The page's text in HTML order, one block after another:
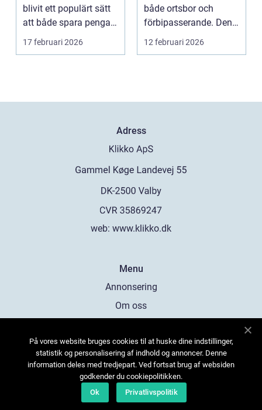
blivit ett populärt sätt
att både spara pengar
och g...
17 februari 2026
både ortsbor och
förbipasserande. Den
fungerar som e...
12 februari 2026
Adress
web: www.klikko.dk
Menu
Annonsering
Om oss
Kontakta oss
Sitemap
På vores website bruges cookies til at huske dine indstillinger,
statistik og personalisering af indhold og annoncer. Denne
information deles med tredjepart. Ved fortsat brug af websiden
godkender du cookiepolitikken.
Ok
Privatlivspolitik